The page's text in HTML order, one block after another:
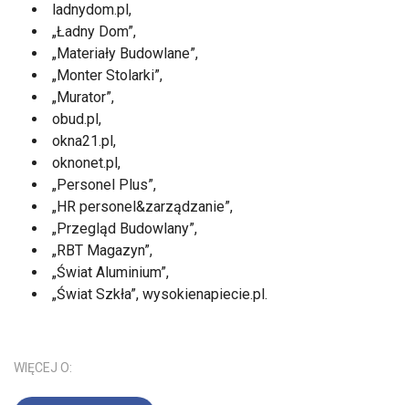
ladnydom.pl,
„Ładny Dom”,
„Materiały Budowlane”,
„Monter Stolarki”,
„Murator”,
obud.pl,
okna21.pl,
oknonet.pl,
„Personel Plus”,
„HR personel&zarządzanie”,
„Przegląd Budowlany”,
„RBT Magazyn”,
„Świat Aluminium”,
„Świat Szkła”, wysokienapiecie.pl.
WIĘCEJ O: